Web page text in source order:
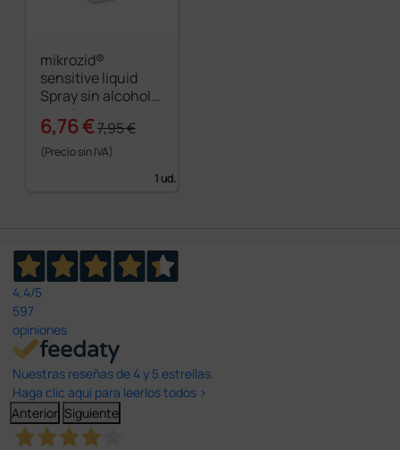
mikrozid®
sensitive liquid
Spray sin alcohol
para la
desinfección de
superficies
6,76 €7,95 €
(Precio sin IVA)
1 ud.
4,4/5
597
opiniones
Nuestras reseñas de 4 y 5 estrellas.
Haga clic aquí para leerlos todos >
Anterior Siguiente